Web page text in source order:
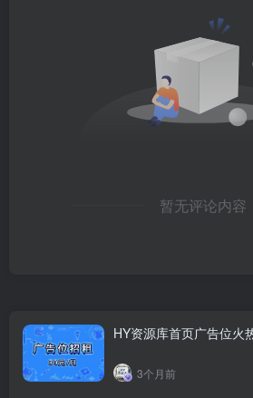
暂无评论内容
HY资源库首页广告位火
3个月前